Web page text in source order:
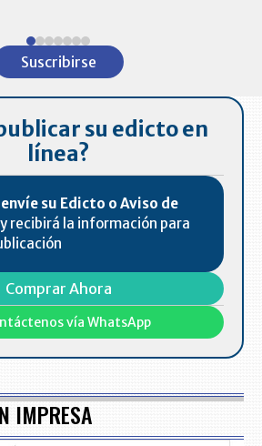
Suscribirse
su edicto en
línea?
envíe su Edicto o Aviso de
y recibirá la información para
Comprar Ahora
vía WhatsApp
IMPRESA